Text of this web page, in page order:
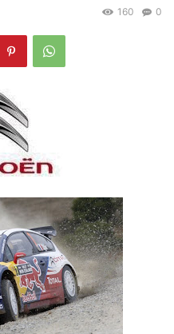
0
160